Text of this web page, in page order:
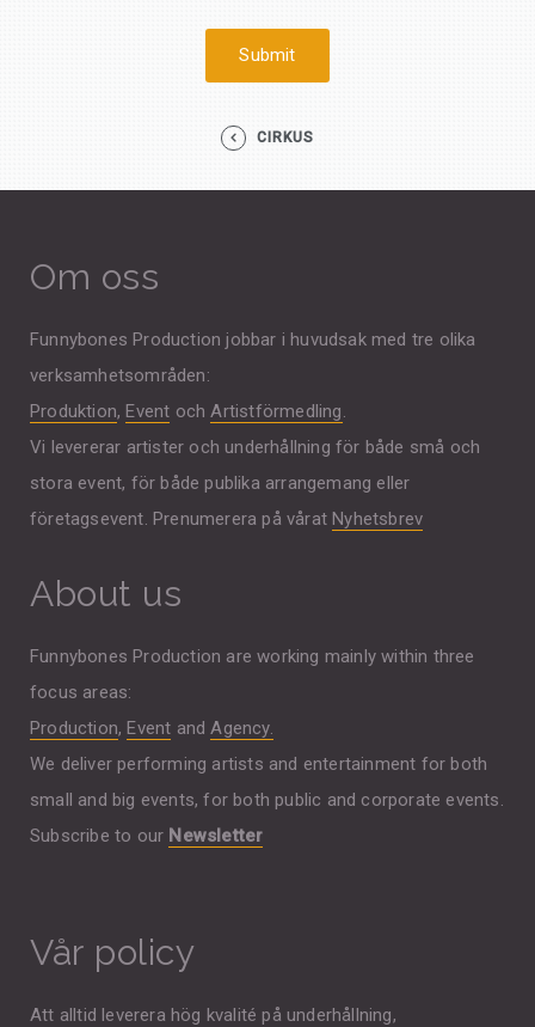
CIRKUS
Om oss
Funnybones Production jobbar i huvudsak med tre olika
verksamhetsområden:
Produktion, Event ochArtistförmedling.
Vi levererar artister och underhållning för både små och
stora event, för både publika arrangemang eller
företagsevent. Prenumerera på vårat Nyhetsbrev
About us
Funnybones Production are working mainly within three
focus areas:
Production, Event andAgency.
We deliver performing artists and entertainment for both
small and big events, for both public and corporate events.
Subscribe to our Newsletter
Vår policy
Att alltid leverera hög kvalité på underhållning,